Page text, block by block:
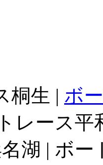
桐生 | ボ
レース平
湖 | ボ